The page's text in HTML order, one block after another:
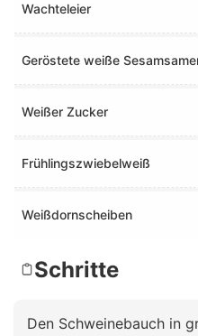
Wachteleier
Geröstete weiße
Weißer Zucker
Frühlingszwiebelweiß
Weißdornscheiben
Schritte
Den Schweinebauch in